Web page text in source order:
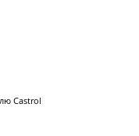
Castrol